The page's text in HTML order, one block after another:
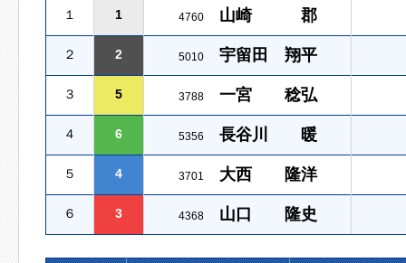
１ 1 4760 山崎 郡
２ 2 5010 宇留田 翔平
３ 5 3788 一宮 稔弘
４ 6 5356 長谷川 暖
５ 4 3701 大西 隆洋
６ 3 4368 山口 隆史